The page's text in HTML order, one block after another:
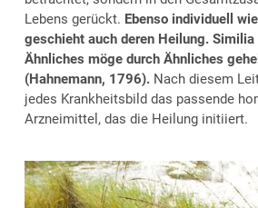
Lebens gerückt. Ebenso individuell
geschieht auch deren Heilung.
Ähnliches möge durch Ähnliches
(Hahnemann, 1796). Nach diesem
jedes Krankheitsbild das passende
Arzneimittel, das die Heilung initiiert.